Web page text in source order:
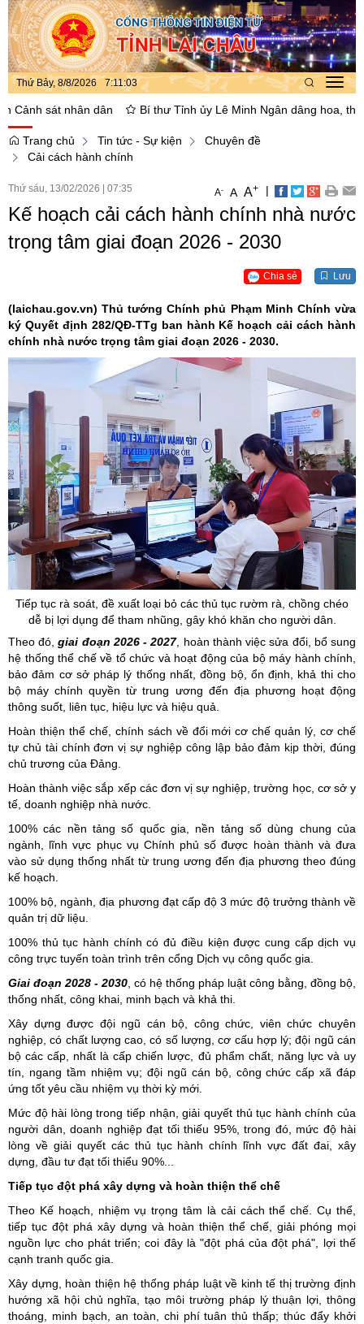
Thứ Bảy, 8/8/2026 7:11:04
sát nhân dân Bí thư Tỉnh ủy Lê Minh Ngân dâng hoa, thắp
Trang chủ Tin tức - Sự kiện
Chuyên đề
Cải cách hành chính
Thứ sáu, 13/02/2026 07:35 A- A A+ |
Kế hoạch cải cách hành chính nhà nước
trọng tâm giai đoạn 2026 - 2030
Chia sẻ Lưu
(laichau.gov.vn) Thủ tướng Chính phủ Phạm Minh Chính vừa
ký Quyết định 282/QĐ-TTg ban hành Kế hoạch cải cách hành
chính nhà nước trọng tâm giai đoạn 2026 - 2030.
Tiếp tục rà soát, đề xuất loại bỏ các thủ tục rườm rà, chồng chéo
dễ bị lợi dụng để tham nhũng, gây khó khăn cho người dân.
Theo đó,giai đoạn 2026 - 2027, hoàn thành việc sửa đổi, bổ sung
hệ thống thể chế về tổ chức và hoạt động của bộ máy hành chính,
bảo đảm cơ sở pháp lý thống nhất, đồng bộ, ổn định, khả thi cho
bộ máy chính quyền từ trung ương đến địa phương hoạt động
thông suốt, liên tục, hiệu lực và hiệu quả.
Hoàn thiện thể chế, chính sách về đổi mới cơ chế quản lý, cơ chế
tự chủ tài chính đơn vị sự nghiệp công lập bảo đảm kịp thời, đúng
chủ trương của Đảng.
Hoàn thành việc sắp xếp các đơn vị sự nghiệp, trường học, cơ sở y
tế, doanh nghiệp nhà nước.
100% các nền tảng số quốc gia, nền tảng số dùng chung của
ngành, lĩnh vực phục vụ Chính phủ số được hoàn thành và đưa
vào sử dụng thống nhất từ trung ương đến địa phương theo đúng
kế hoạch.
100% bộ, ngành, địa phương đạt cấp độ 3 mức độ trưởng thành về
quản trị dữ liệu.
100% thủ tục hành chính có đủ điều kiện được cung cấp dịch vụ
công trực tuyến toàn trình trên cổng Dịch vụ công quốc gia.
Giai đoạn 2028 - 2030 , có hệ thống pháp luật công bằng, đồng bộ,
thống nhất, công khai, minh bạch và khả thi.
Xây dựng được đội ngũ cán bộ, công chức, viên chức chuyên
nghiệp, có chất lượng cao, có số lượng, cơ cấu hợp lý; đội ngũ cán
bộ các cấp, nhất là cấp chiến lược, đủ phẩm chất, năng lực và uy
tín, ngang tầm nhiệm vụ; đội ngũ cán bộ, công chức cấp xã đáp
ứng tốt yêu cầu nhiệm vụ thời kỳ mới.
Mức độ hài lòng trong tiếp nhận, giải quyết thủ tục hành chính của
người dân, doanh nghiệp đạt tối thiếu 95%, trong đó, mức độ hài
lòng về giải quyết các thủ tục hành chính lĩnh vực đất đai, xây
dựng, đầu tư đạt tối thiểu 90%...
Tiếp tục đột phá xây dựng và hoàn thiện thể chế
Theo Kế hoạch, nhiệm vụ trọng tâm là cải cách thể chế. Cụ thể,
tiếp tục đột phá xây dựng và hoàn thiện thể chế, giải phóng mọi
nguồn lực cho phát triển; coi đây là "đột phá của đột phá", lợi thế
cạnh tranh quốc gia.
Xây dựng, hoàn thiện hệ thống pháp luật về kinh tế thị trường định
hướng xã hội chủ nghĩa, tạo môi trường pháp lý thuận lợi, thông
thoáng, minh bạch, an toàn, chi phí tuân thủ thấp; thúc đẩy khởi